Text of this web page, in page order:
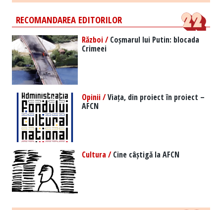
RECOMANDAREA EDITORILOR
Război /Coșmarul lui Putin: blocada
Crimeei
Opinii /Viața, din proiect în proiect –
AFCN
Cultura /Cine câștigă la AFCN